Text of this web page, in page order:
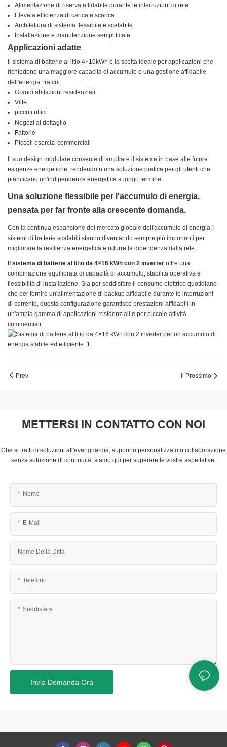
Alimentazione di riserva affidabile durante le interruzioni di rete.
Elevata efficienza di carica e scarica
Architettura di sistema flessibile e scalabile
Installazione e manutenzione semplificate
Applicazioni adatte
Il sistema di batterie al litio 4×16kWh è la scelta ideale per applicazioni che
richiedono una maggiore capacità di accumulo e una gestione affidabile
dell'energia, tra cui:
Grandi abitazioni residenziali
Ville
piccoli uffici
Negozi al dettaglio
Fattorie
Piccoli esercizi commerciali
Il suo design modulare consente di ampliare il sistema in base alle future
esigenze energetiche, rendendolo una soluzione pratica per gli utenti che
pianificano un'indipendenza energetica a lungo termine.
Una soluzione flessibile per l'accumulo di energia,
pensata per far fronte alla crescente domanda.
Con la continua espansione del mercato globale dell'accumulo di energia, i
sistemi di batterie scalabili stanno diventando sempre più importanti per
migliorare la resilienza energetica e ridurre la dipendenza dalla rete.
Il sistema di batterie al litio da 4×16 kWh con 2 inverter offre una
combinazione equilibrata di capacità di accumulo, stabilità operativa e
flessibilità di installazione. Sia per soddisfare il consumo elettrico quotidiano
che per fornire un'alimentazione di backup affidabile durante le interruzioni
di corrente, questa configurazione garantisce prestazioni affidabili in
un'ampia gamma di applicazioni residenziali e per piccole attività
commerciali.
Prev Il Prossimo
METTERSI IN CONTATTO CON NOI
Che si tratti di soluzioni all'avanguardia, supporto personalizzato o collaborazione
senza soluzione di continuità, siamo qui per superare le vostre aspettative.
Nome
E-Mail
Nome Della Ditta
Telefono
Soddisfare
Invia Domanda Ora